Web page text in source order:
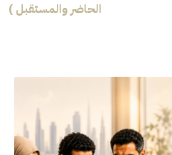
الحاضر والمستقبل )